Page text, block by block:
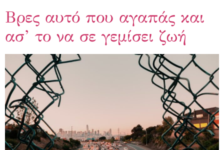
Βρες αυτό που αγαπάς και
ασ’ το να σε γεμίσει ζωή